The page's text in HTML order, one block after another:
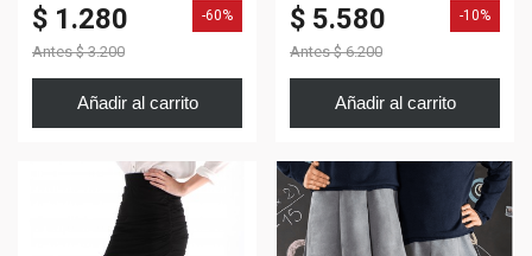
$ 1.280
Antes $ 3.200
-60%
Añadir al carrito
$ 5.580
Antes $ 6.200
-10%
Añadir al carrito